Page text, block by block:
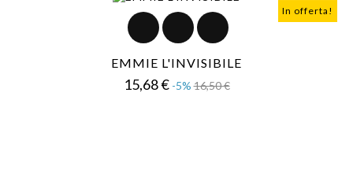
In offerta!
EMMIE L'INVISIBILE
15,68 € Prezzo
-5% 16,50 €Prezzo